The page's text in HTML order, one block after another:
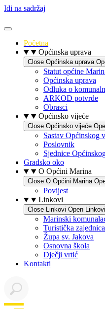
Idi na sadržaj
Početna
Općinska uprava
Close Općinska uprava
Statut općine
Općinska uprava
Odluka o
ARKOD potvrde
Obrasci
Općinsko vijeće
Close Općinsko vijeće
Sastav Općinskog
Poslovnik
Sjednice
Gradsko oko
O Općini Marina
Close O Općini Marina
Povijest
Linkovi
Close Linkovi Open Linkovi
Marinski
Turistička zajednica
Župa sv. Jakova
Osnovna škola
Dječji vrtić
Kontakti